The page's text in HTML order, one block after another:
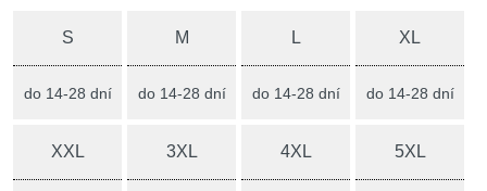
S
do 14-28 dní
M
do 14-28 dní
L
do 14-28 dní
XL
do 14-28 dní
XXL 3XL 4XL 5XL